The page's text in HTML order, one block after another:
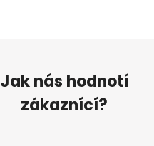
Jak nás hodnotí
zákaznící?